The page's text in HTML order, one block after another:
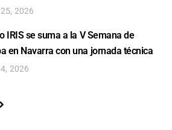
2026
IRIS se suma a la V Semana de
en Navarra con una jornada técnica
2026